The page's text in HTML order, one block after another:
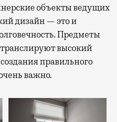
объекты ведущих
дизайн — это и
Предметы
транслируют высокий
правильного
важно.